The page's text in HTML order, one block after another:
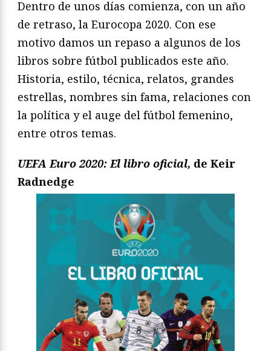
Dentro de unos días comienza, con un año
de retraso, la Eurocopa 2020. Con ese
motivo damos un repaso a algunos de los
libros sobre fútbol publicados este año.
Historia, estilo, técnica, relatos, grandes
estrellas, nombres sin fama, relaciones con
la política y el auge del fútbol femenino,
entre otros temas.
UEFA Euro 2020: El libro oficial, de Keir
Radnedge